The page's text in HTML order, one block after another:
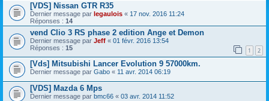
[VDS] Nissan GTR R35
Dernier message par legaulois « 17 nov. 2016 11:24
Réponses : 14
vend Clio 3 RS phase 2 edition Ange et Demon
Dernier message par Jeff « 01 févr. 2016 13:54
Réponses : 15 1 2
[Vds] Mitsubishi Lancer Evolution 9 57000km.
Dernier message par Gabo « 11 avr. 2014 06:19
[VDS] Mazda 6 Mps
Dernier message par bmc66 « 03 avr. 2014 11:52